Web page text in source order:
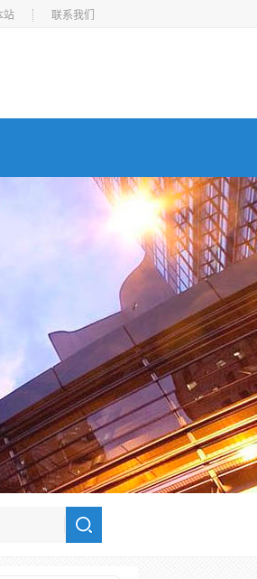
站 联系我们